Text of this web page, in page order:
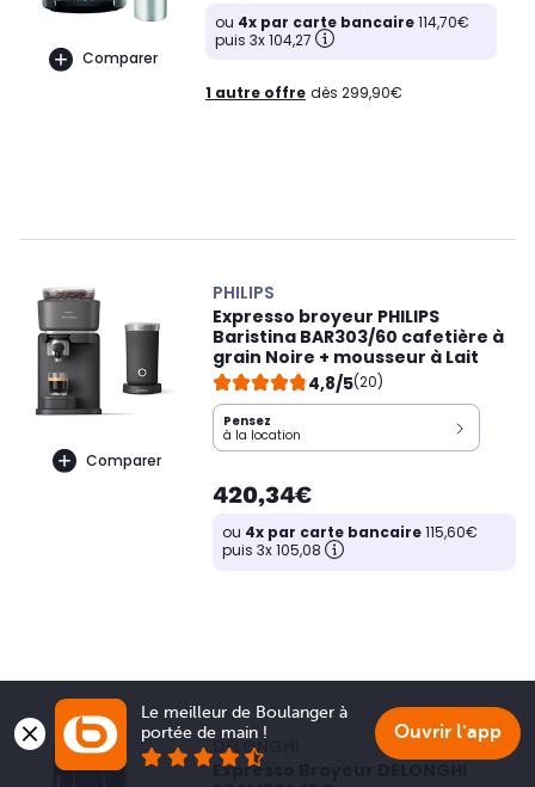
Comparer
ou 4x par carte bancaire114,70€
puis 3x 104,27
1 autre offre dès 299,90€
Comparer
PHILIPS
Expresso broyeur PHILIPS
Baristina BAR303/60 cafetière à
grain Noire + mousseur à Lait
4,8/5(20)
Pensez
à la location
420,34€
ou 4x par carte bancaire115,60€
puis 3x 105,08
DELONGHI
Expresso Broyeur DELONGHI
Le meilleur de Boulanger à
portée de main !
Ouvrir l'app